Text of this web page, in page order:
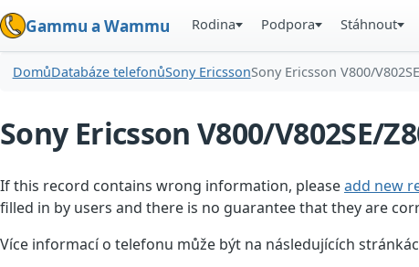
Gammu a Wammu Rodina Podpora Stáhnout
DomůDatabáze telefonůSony EricssonSony Ericsson V800/
Sony Ericsson V800/V802SE/
If this record contains wrong information, pleaseadd new
filled in by users and there is no guarantee that they are
Více informací o telefonu může být na následujících